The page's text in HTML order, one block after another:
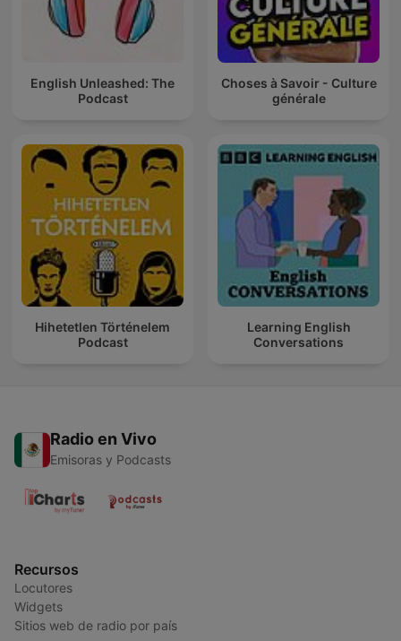
English Unleashed: The
Podcast
Choses à Savoir - Culture
générale
Hihetetlen Történelem
Podcast
Learning English
Conversations
Radio en Vivo
Emisoras y Podcasts
Recursos
Locutores
Widgets
Sitios web de radio por país